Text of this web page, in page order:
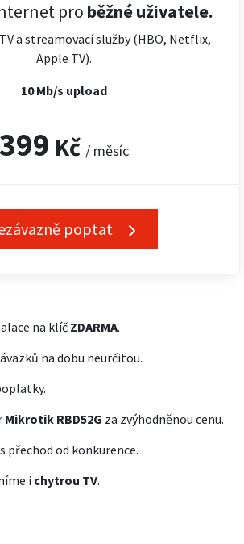
pro běžné uživatele.
a streamovací služby (HBO, Netflix,
Apple TV).
10 Mb/s upload
399 Kč / měsíc
poptat
na klíč ZDARMA.
na dobu neurčitou.
Mikrotik RBD52G za zvýhodněnou cenu.
přechod od konkurence.
i chytrou TV.